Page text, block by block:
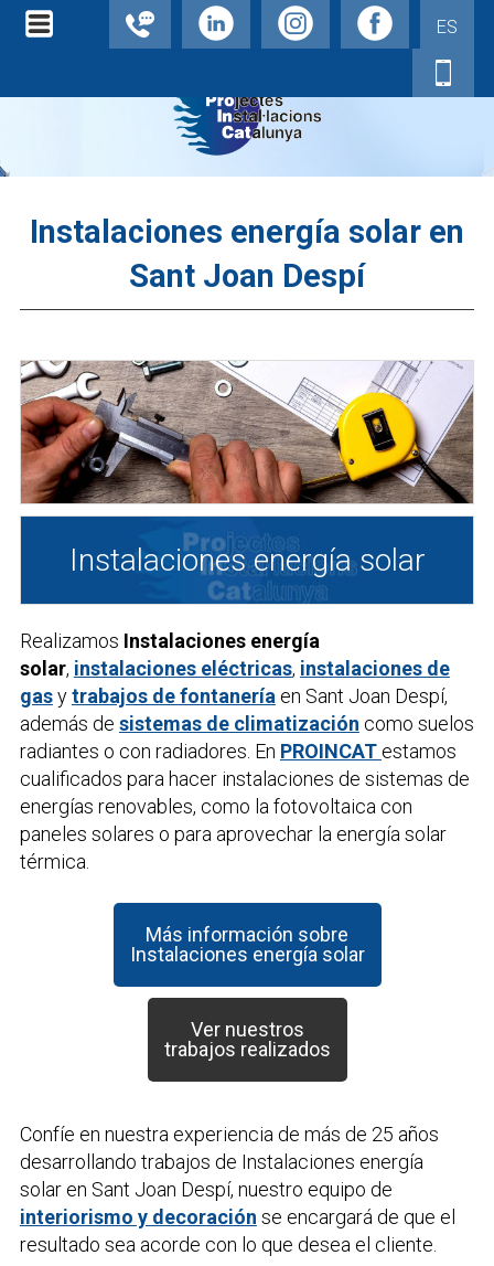
ES
Instalaciones energía solar en
Sant Joan Despí
Instalaciones energía solar
Realizamos Instalaciones energía
solar, instalaciones eléctricas, instalaciones de
gasytrabajos de fontanería en Sant Joan Despí,
además de sistemas de climatización como suelos
radiantes o con radiadores. En PROINCAT estamos
cualificados para hacer instalaciones de sistemas de
energías renovables, como la fotovoltaica con
paneles solares o para aprovechar la energía solar
térmica.
Más información sobre
Instalaciones energía solar
Ver nuestros
trabajos realizados
Confíe en nuestra experiencia de más de 25 años
desarrollando trabajos de Instalaciones energía
solaren Sant Joan Despí, nuestro equipo de
interiorismo y decoración se encargará de que el
resultado sea acorde con lo que desea el cliente.